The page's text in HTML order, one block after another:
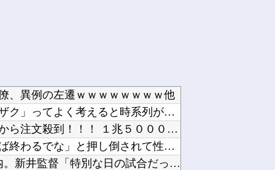
、異例の左遷ｗｗｗｗｗｗｗｗ他
アイナが乗っていた「高機動試作型ザク」ってよく考えると時系列がおかしいな他
【ニュース】日本製メモリに世界中から注文殺到！！！ １兆５０００億円で工場増築へ他
夫さん、妻に「天井のシミ数えてれば終わるでな」と押し倒されて性行為 → 凄いことになるｗｗ...
カープ、最下位転落も3位が射程圏内。新井監督「特別な日の試合だったので負けて悔しい」【反省...